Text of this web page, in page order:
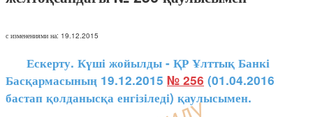
с изменениями на: 19.12.2015
Ескерту. Күші жойылды - ҚР Ұлттық Банкі
Басқармасының 19.12.2015 № 256 (01.04.2016
бастап қолданысқа енгізіледі) қаулысымен.